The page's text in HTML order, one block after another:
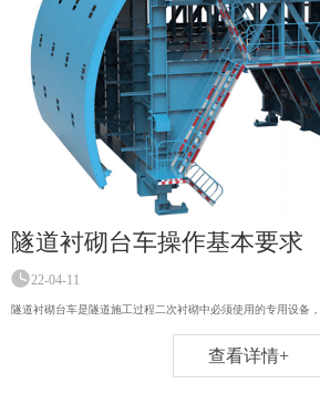
隧道衬砌台车操作基本要求
22-04-11
隧道衬砌台车是隧道施工过程二次衬砌中必须使用的专用设备
查看详情+